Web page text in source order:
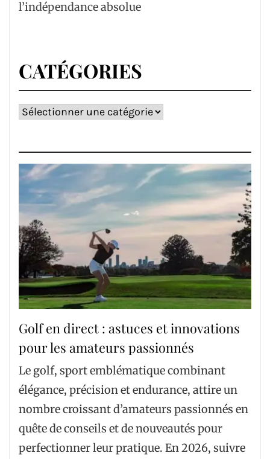
l’indépendance absolue
CATÉGORIES
Catégories
Golf en direct : astuces et innovations
pour les amateurs passionnés
Le golf, sport emblématique combinant
élégance, précision et endurance, attire un
nombre croissant d’amateurs passionnés en
quête de conseils et de nouveautés pour
perfectionner leur pratique. En 2026, suivre